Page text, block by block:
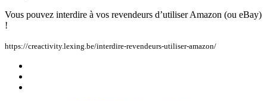
Vous pouvez interdire à vos revendeurs d’utiliser Amazon (ou eBay)
!
https://creactivity.lexing.be/interdire-revendeurs-utiliser-amazon/